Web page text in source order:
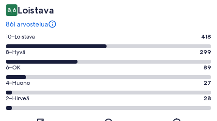
8,6 Loistava
861 arvostelua
Arvosana
10
-
Loistava.
418
kautta
861
arvostelua
10–Loistava 418
Arvosana
8
-
Hyvä.
299
kautta
8–Hyvä 299
Arvosana
6
-
OK.
89
6–OK 89
Arvosana
4
-
4–Huono 27
Arvosana
2
2–Hirveä 28